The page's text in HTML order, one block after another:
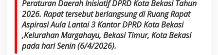
Peraturan Daerah Inisiatif DPRD Kota Bekasi Tahun
2026. Rapat tersebut berlangsung di Ruang Rapat
Aspirasi Aula Lantai 3 Kantor DPRD Kota Bekasi
,Kelurahan Margahayu, Bekasi Timur, Kota Bekasi
pada hari Senin (6/4/2026).